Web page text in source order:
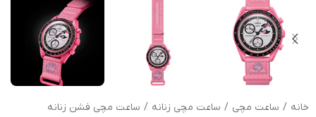
خانه / ساعت مچی / ساعت مچی زنانه / ساعت مچی فشن زنانه